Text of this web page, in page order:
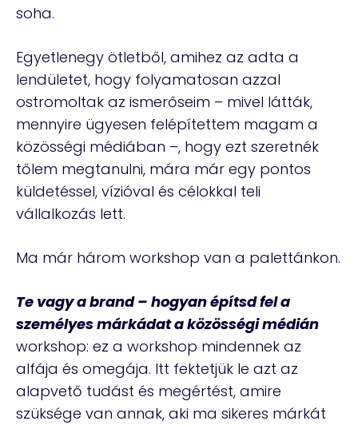
soha.
Egyetlenegy ötletből, amihez az adta a
lendületet, hogy folyamatosan azzal
ostromoltak az ismerőseim – mivel látták,
mennyire ügyesen felépítettem magam a
közösségi médiában –, hogy ezt szeretnék
tőlem megtanulni, mára már egy pontos
küldetéssel, vízióval és célokkal teli
vállalkozás lett.
Ma már három workshop van a palettánkon.
Te vagy a brand – hogyan építsd fel a
személyes márkádat a közösségi médián
workshop: ez a workshop mindennek az
alfája és omegája. Itt fektetjük le azt az
alapvető tudást és megértést, amire
szüksége van annak, aki ma sikeres márkát